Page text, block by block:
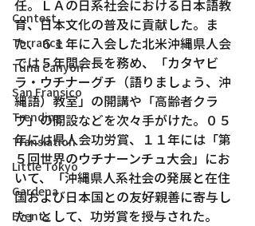
Contest
Torrance
Tuna Canyon
San Fransico
Trending
Translation
Little Tokyo
Gardena
Events
任。ＬＡの日系社会における日本語教
育、日本文化の普及に貢献した。ま
た、６１年に入会した北米沖縄県人会
では５年間会長を務め、「カタヤビ
ラ・ウチナーグチ（語りましょう、沖
縄語）教室」の開講や「高齢者クラ
ブ」の開設などを次々手がけた。０５
年には県人会功労賞、１１年には「第
５回世界のウチナーンチュ大会」にお
いて、「沖縄県人系社会の発展と在住
国および日本国との友好親善に寄与し
た」として、功労賞を授与された。